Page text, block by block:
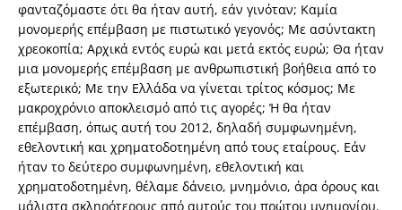
φανταζόμαστε ότι θα ήταν αυτή, εάν γινόταν; Καμία
μονομερής επέμβαση με πιστωτικό γεγονός; Με ασύντακτη
χρεοκοπία; Αρχικά εντός ευρώ και μετά εκτός ευρώ; Θα ήταν
μια μονομερής επέμβαση με ανθρωπιστική βοήθεια από το
εξωτερικό; Με την Ελλάδα να γίνεται τρίτος κόσμος; Με
μακροχρόνιο αποκλεισμό από τις αγορές; Ή θα ήταν
επέμβαση, όπως αυτή του 2012, δηλαδή συμφωνημένη,
εθελοντική και χρηματοδοτημένη από τους εταίρους. Εάν
ήταν το δεύτερο συμφωνημένη, εθελοντική και
χρηματοδοτημένη, θέλαμε δάνειο, μνημόνιο, άρα όρους και
μάλιστα σκληρότερους από αυτούς του πρώτου μνημονίου.